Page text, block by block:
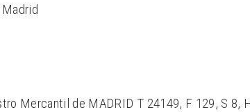
Mercantil de MADRID T 24149, F 129, S 8,